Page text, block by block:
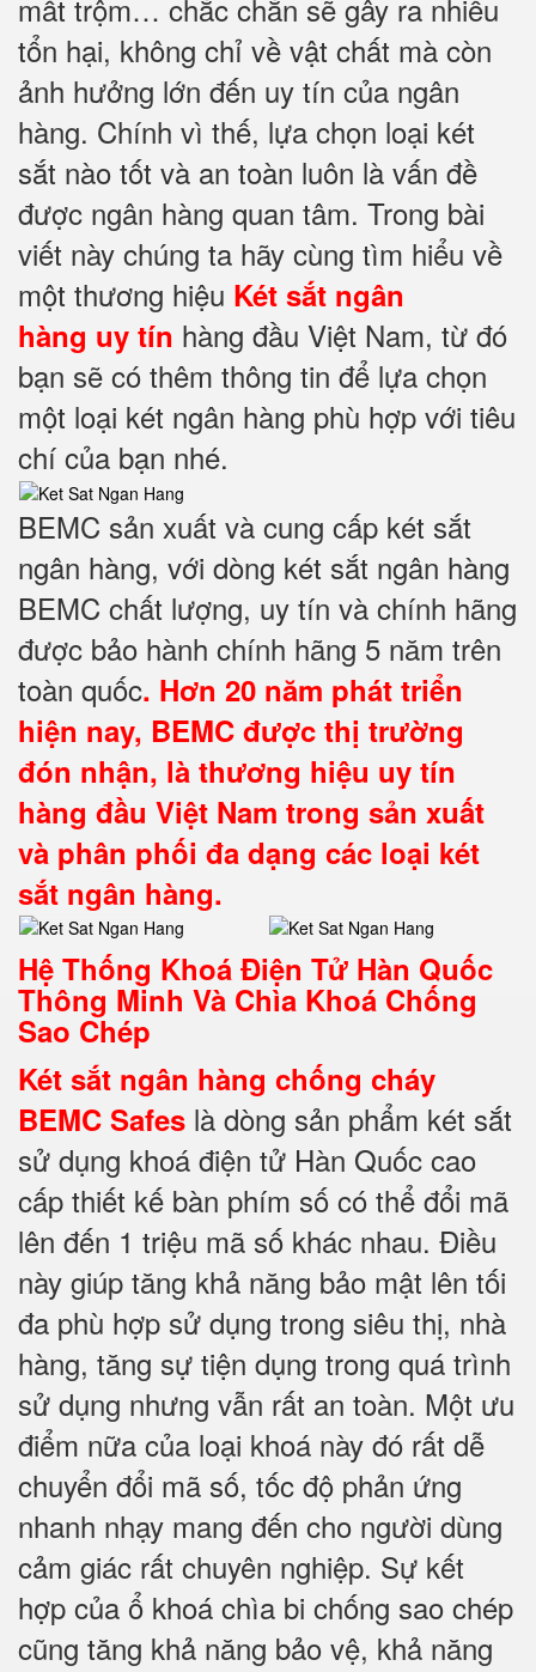
mất trộm… chắc chắn sẽ gây ra nhiều
tổn hại, không chỉ về vật chất mà còn
ảnh hưởng lớn đến uy tín của ngân
hàng. Chính vì thế, lựa chọn loại két
sắt nào tốt và an toàn luôn là vấn đề
được ngân hàng quan tâm. Trong bài
viết này chúng ta hãy cùng tìm hiểu về
một thương hiệu Két sắt ngân
hàng uy tín hàng đầu Việt Nam, từ đó
bạn sẽ có thêm thông tin để lựa chọn
một loại két ngân hàng phù hợp với tiêu
chí của bạn nhé.
BEMC sản xuất và cung cấp két sắt
ngân hàng, với dòng két sắt ngân hàng
BEMC chất lượng, uy tín và chính hãng
được bảo hành chính hãng 5 năm trên
toàn quốc. Hơn 20 năm phát triển
hiện nay, BEMC được thị trường
đón nhận, là thương hiệu uy tín
hàng đầu Việt Nam trong sản xuất
và phân phối đa dạng các loại két
sắt ngân hàng.
Hệ Thống Khoá Điện Tử Hàn Quốc
Thông Minh Và Chìa Khoá Chống
Sao Chép
Két sắt ngân hàng chống cháy
BEMC Safes là dòng sản phẩm két sắt
sử dụng khoá điện tử Hàn Quốc cao
cấp thiết kế bàn phím số có thể đổi mã
lên đến 1 triệu mã số khác nhau. Điều
này giúp tăng khả năng bảo mật lên tối
đa phù hợp sử dụng trong siêu thị, nhà
hàng, tăng sự tiện dụng trong quá trình
sử dụng nhưng vẫn rất an toàn. Một ưu
điểm nữa của loại khoá này đó rất dễ
chuyển đổi mã số, tốc độ phản ứng
nhanh nhạy mang đến cho người dùng
cảm giác rất chuyên nghiệp. Sự kết
hợp của ổ khoá chìa bi chống sao chép
cũng tăng khả năng bảo vệ, khả năng